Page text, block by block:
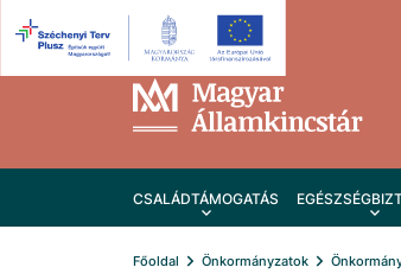
CSALÁDTÁMOGATÁS
Főoldal Önkormányzatok